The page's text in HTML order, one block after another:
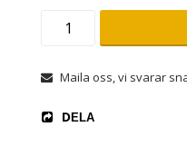
Maila oss, vi svarar
DELA